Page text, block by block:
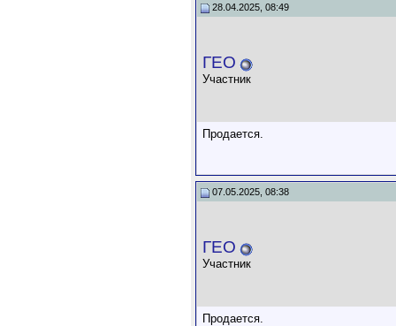
28.04.2025, 08:49
ГЕО
Участник
Продается.
07.05.2025, 08:38
ГЕО
Участник
Продается.